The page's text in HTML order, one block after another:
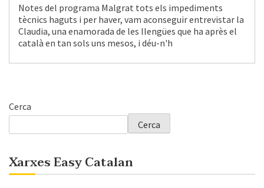
Notes del programa Malgrat tots els impediments
tècnics haguts i per haver, vam aconseguir entrevistar la
Claudia, una enamorada de les llengües que ha après el
català en tan sols uns mesos, i déu-n'h
Cerca
Cerca
Xarxes Easy Catalan